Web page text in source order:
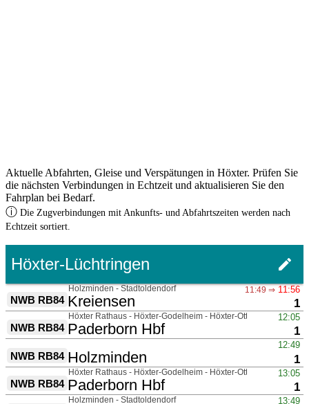
Aktuelle Abfahrten, Gleise und Verspätungen in Höxter. Prüfen Sie
die nächsten Verbindungen in Echtzeit und aktualisieren Sie den
Fahrplan bei Bedarf.
ⓘ Die Zugverbindungen mit Ankunfts- und Abfahrtszeiten werden nach
Echtzeit sortiert.